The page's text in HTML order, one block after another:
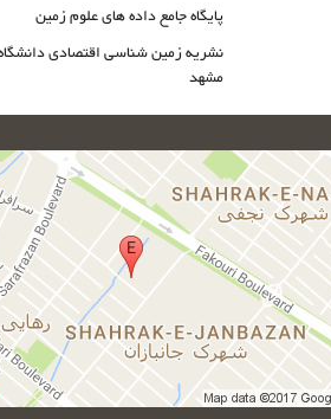
پایگاه جامع داده های علوم زمین
نشریه زمین شناسی اقتصادی
مشهد